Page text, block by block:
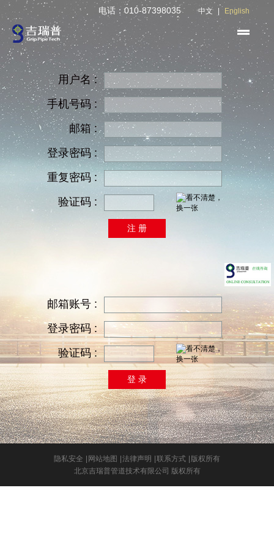
电话：010-87398035 中文 English
用户名 :
手机号码 :
邮箱 :
登录密码 :
重复密码 :
验证码 :
邮箱账号 :
登录密码 :
验证码 :
隐私安全 网站地图 法律声明 联系方式
版权所有
北京吉瑞普管道技术有限公司 版权所有